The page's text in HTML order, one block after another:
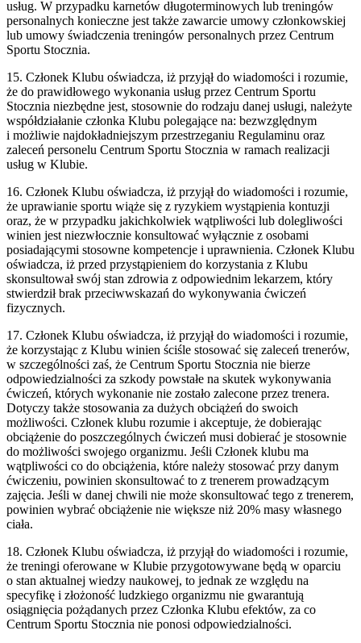
usług. W przypadku karnetów długoterminowych lub treningów
personalnych konieczne jest także zawarcie umowy członkowskiej
lub umowy świadczenia treningów personalnych przez Centrum
Sportu Stocznia.
15. Członek Klubu oświadcza, iż przyjął do wiadomości i rozumie,
że do prawidłowego wykonania usług przez Centrum Sportu
Stocznia niezbędne jest, stosownie do rodzaju danej usługi, należyte
współdziałanie członka Klubu polegające na: bezwzględnym
i możliwie najdokładniejszym przestrzeganiu Regulaminu oraz
zaleceń personelu Centrum Sportu Stocznia w ramach realizacji
usług w Klubie.
16. Członek Klubu oświadcza, iż przyjął do wiadomości i rozumie,
że uprawianie sportu wiąże się z ryzykiem wystąpienia kontuzji
oraz, że w przypadku jakichkolwiek wątpliwości lub dolegliwości
winien jest niezwłocznie konsultować wyłącznie z osobami
posiadającymi stosowne kompetencje i uprawnienia. Członek Klubu
oświadcza, iż przed przystąpieniem do korzystania z Klubu
skonsultował swój stan zdrowia z odpowiednim lekarzem, który
stwierdził brak przeciwwskazań do wykonywania ćwiczeń
fizycznych.
17. Członek Klubu oświadcza, iż przyjął do wiadomości i rozumie,
że korzystając z Klubu winien ściśle stosować się zaleceń trenerów,
w szczególności zaś, że Centrum Sportu Stocznia nie bierze
odpowiedzialności za szkody powstałe na skutek wykonywania
ćwiczeń, których wykonanie nie zostało zalecone przez trenera.
Dotyczy także stosowania za dużych obciążeń do swoich
możliwości. Członek klubu rozumie i akceptuje, że dobierając
obciążenie do poszczególnych ćwiczeń musi dobierać je stosownie
do możliwości swojego organizmu. Jeśli Członek klubu ma
wątpliwości co do obciążenia, które należy stosować przy danym
ćwiczeniu, powinien skonsultować to z trenerem prowadzącym
zajęcia. Jeśli w danej chwili nie może skonsultować tego z trenerem,
powinien wybrać obciążenie nie większe niż 20% masy własnego
ciała.
18. Członek Klubu oświadcza, iż przyjął do wiadomości i rozumie,
że treningi oferowane w Klubie przygotowywane będą w oparciu
o stan aktualnej wiedzy naukowej, to jednak ze względu na
specyfikę i złożoność ludzkiego organizmu nie gwarantują
osiągnięcia pożądanych przez Członka Klubu efektów, za co
Centrum Sportu Stocznia nie ponosi odpowiedzialności.